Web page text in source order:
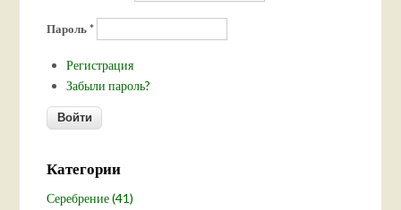
Пароль*
Регистрация
Забыли пароль?
Категории
Серебрение (41)